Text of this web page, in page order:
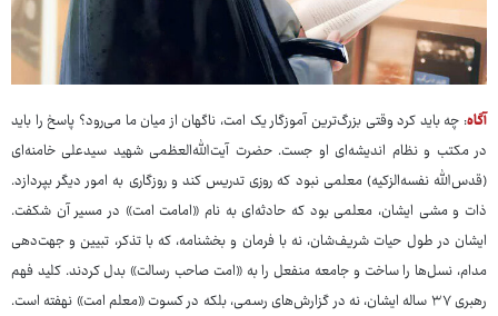
آگاه: چه باید کرد وقتی بزرگ‌ترین آموزگار یک امت، ناگهان از میان ما می‌رود؟ پاسخ را باید
در مکتب و نظام اندیشه‌ای او جست. حضرت آیت‌الله‌العظمی شهید سیدعلی خامنه‌ای
(قدس‌الله ‌نفسه‌الزکیه) معلمی نبود که روزی تدریس کند و روزگاری به امور دیگر بپردازد.
ذات و مشی ایشان، معلمی بود که حادثه‌ای به نام «امامت امت» در مسیر آن شکفت.
ایشان در طول حیات شریف‌شان، نه با فرمان و بخشنامه، که با تذکر، تبیین و جهت‌دهی
مدام، نسل‌ها را ساخت و جامعه منفعل را به «امت صاحب‌ رسالت» بدل کردند. کلید فهم
رهبری ۳۷ ساله ایشان، نه در گزارش‌های رسمی، بلکه در کسوت «معلم امت» نهفته است.